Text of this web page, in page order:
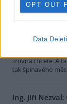
OPT OUT
Data
Markéta
neřeší
"Pokud odhodíš
bereš práci
zrovna chcete. A
tak špinavého
Ing. Jiří Nezval: